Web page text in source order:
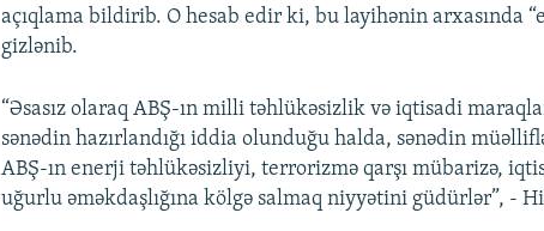
açıqlama bildirib. O hesab edir ki, bu layihənin arxasında
gizlənib.
“Əsasız olaraq ABŞ-ın milli təhlükəsizlik və iqtisadi
sənədin hazırlandığı iddia olunduğu halda, sənədin
ABŞ-ın enerji təhlükəsizliyi, terrorizmə qarşı mübarizə,
uğurlu əməkdaşlığına kölgə salmaq niyyətini güdürlər”, -